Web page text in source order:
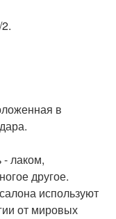
в
- лаком,
другое.
используют
от мировых